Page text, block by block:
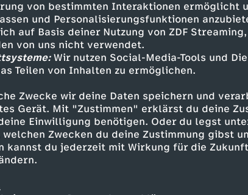
von bestimmten Interaktionen ermöglicht
und Personalisierungsfunktionen
auf Basis deiner Nutzung von ZDF
von uns nicht verwendet.
Wir nutzen Social-Media-Tools und
Teilen von Inhalten zu ermöglichen.
Zwecke wir deine Daten speichern und
Gerät. Mit "Zustimmen" erklärst du deine
Einwilligung benötigen. Oder du legst
Zwecken du deine Zustimmung gibst
kannst du jederzeit mit Wirkung für die
entdecken
informativ Rayk Anders